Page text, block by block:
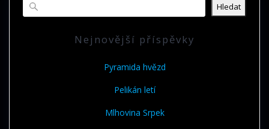
Hledat
Nejnovější příspěvky
Pyramida hvězd
Pelikán letí
Mlhovina Srpek